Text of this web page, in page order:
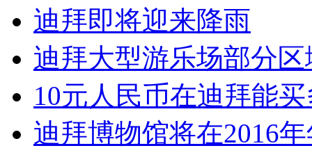
迪拜即将迎来降雨
迪拜大型游乐场部分
10元人民币在迪拜能
迪拜博物馆将在2016